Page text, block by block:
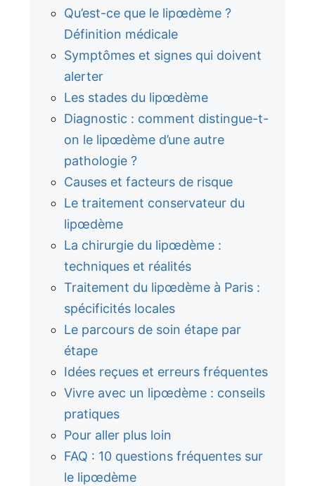
Qu’est-ce que le lipœdème ?
Définition médicale
Symptômes et signes qui doivent
alerter
Les stades du lipœdème
Diagnostic : comment distingue-t-
on le lipœdème d’une autre
pathologie ?
Causes et facteurs de risque
Le traitement conservateur du
lipœdème
La chirurgie du lipœdème :
techniques et réalités
Traitement du lipœdème à Paris :
spécificités locales
Le parcours de soin étape par
étape
Idées reçues et erreurs fréquentes
Vivre avec un lipœdème : conseils
pratiques
Pour aller plus loin
FAQ : 10 questions fréquentes sur
le lipœdème